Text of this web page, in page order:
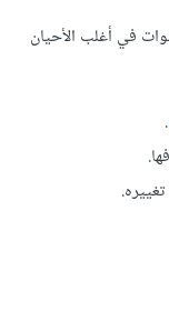
في أغلب الأحيان
.